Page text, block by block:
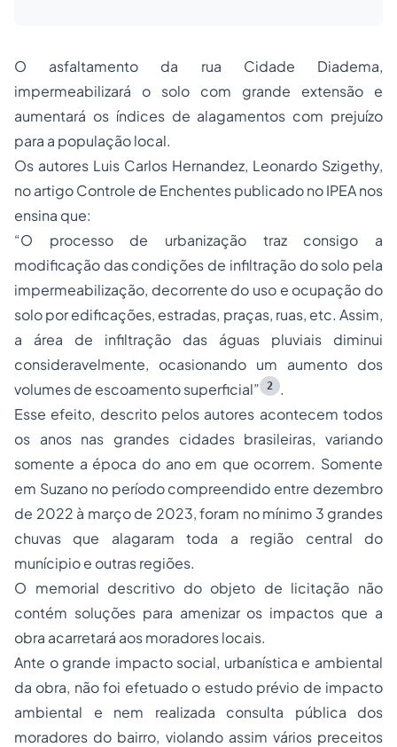
O asfaltamento da rua Cidade Diadema,
impermeabilizará o solo com grande extensão e
aumentará os índices de alagamentos com prejuízo
para a população local.
Os autores Luis Carlos Hernandez, Leonardo Szigethy,
no artigo Controle de Enchentes publicado no IPEA nos
ensina que:
“O processo de urbanização traz consigo a
modificação das condições de infiltração do solo pela
impermeabilização, decorrente do uso e ocupação do
solo por edificações, estradas, praças, ruas, etc. Assim,
a área de infiltração das águas pluviais diminui
consideravelmente, ocasionando um aumento dos
volumes de escoamento superficial”
2
.
Esse efeito, descrito pelos autores acontecem todos
os anos nas grandes cidades brasileiras, variando
somente a época do ano em que ocorrem. Somente
em Suzano no período compreendido entre dezembro
de 2022 à março de 2023, foram no mínimo 3 grandes
chuvas que alagaram toda a região central do
munícipio e outras regiões.
O memorial descritivo do objeto de licitação não
contém soluções para amenizar os impactos que a
obra acarretará aos moradores locais.
Ante o grande impacto social, urbanística e ambiental
da obra, não foi efetuado o estudo prévio de impacto
ambiental e nem realizada consulta pública dos
moradores do bairro, violando assim vários preceitos